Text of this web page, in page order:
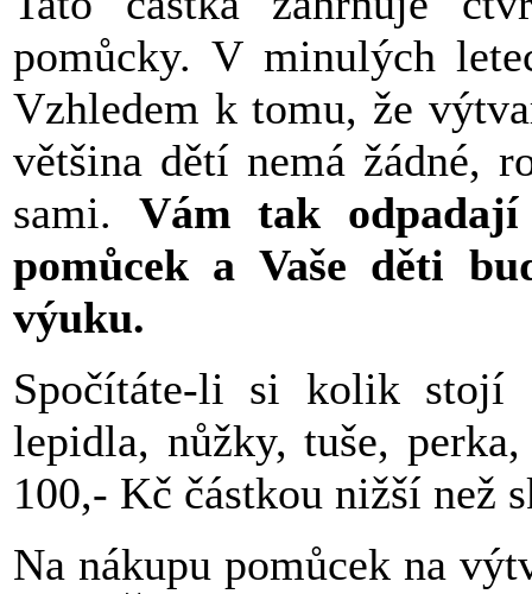
pomůcky. V minulých
Vzhledem k tomu, že
většina dětí nemá žádné,
sami. Vám tak
pomůcek a Vaše děti
výuku.
Spočítáte-li si kolik stojí
lepidla, nůžky, tuše,
100,- Kč částkou nižší než
Na nákupu pomůcek na